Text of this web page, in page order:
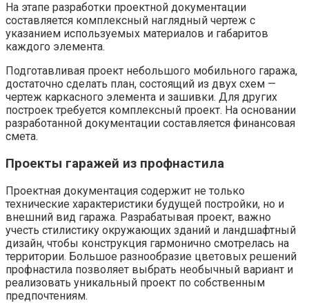
На этапе разработки проектной документации
составляется комплексный наглядный чертеж с
указанием используемых материалов и габаритов
каждого элемента.
Подготавливая проект небольшого мобильного гаража,
достаточно сделать план, состоящий из двух схем —
чертеж каркасного элемента и зашивки. Для других
построек требуется комплексный проект. На основании
разработанной документации составляется финансовая
смета.
Проекты гаражей из профнастила
Проектная документация содержит не только
технические характеристики будущей постройки, но и
внешний вид гаража. Разрабатывая проект, важно
учесть стилистику окружающих зданий и ландшафтный
дизайн, чтобы конструкция гармонично смотрелась на
территории. Большое разнообразие цветовых решений
профнастила позволяет выбрать необычный вариант и
реализовать уникальный проект по собственным
предпочтениям.